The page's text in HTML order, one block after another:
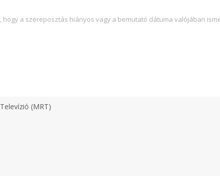
a szereposztás hiányos vagy a bemutató dátuma valójában
(MRT)